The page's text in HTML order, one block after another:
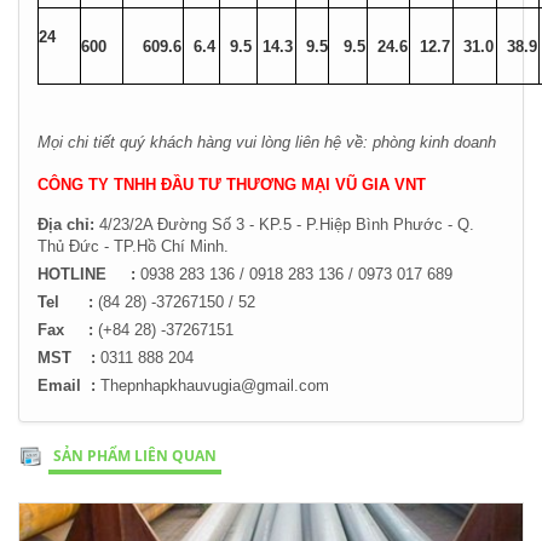
24
600 609.6 6.4 9.5 14.3 9.5 9.5 24.6 12.7 31.0 38.9
Mọi chi tiết quý khách hàng vui lòng liên hệ về: phòng kinh doanh
CÔNG TY TNHH ĐẦU TƯ THƯƠNG MẠI VŨ GIA VNT
Địa chỉ: 4/23/2A Đường Số 3 - KP.5 - P.Hiệp Bình Phước - Q.
Thủ Đức - TP.Hồ Chí Minh.
HOTLINE : 0938 283 136 / 0918 283 136 / 0973 017 689
Tel : (84 28) -37267150 / 52
Fax : (+84 28) -37267151
MST : 0311 888 204
Email : Thepnhapkhauvugia@gmail.com
SẢN PHẨM LIÊN QUAN